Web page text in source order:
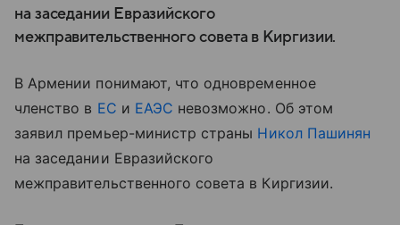
на заседании Евразийского
межправительственного совета в Киргизии.
В Армении понимают, что одновременное
членство в ЕС и ЕАЭС невозможно. Об этом
заявил премьер-министр страны Никол Пашинян
на заседании Евразийского
межправительственного совета в Киргизии.